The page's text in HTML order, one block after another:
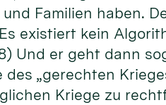
und Familien haben.
existiert kein
Und er geht dann
des „gerechten
Kriege zu